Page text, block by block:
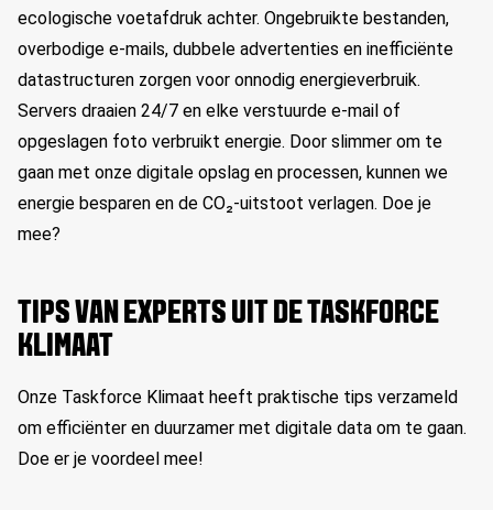
ecologische voetafdruk achter. Ongebruikte bestanden,
overbodige e-mails, dubbele advertenties en inefficiënte
datastructuren zorgen voor onnodig energieverbruik.
Servers draaien 24/7 en elke verstuurde e-mail of
opgeslagen foto verbruikt energie. Door slimmer om te
gaan met onze digitale opslag en processen, kunnen we
energie besparen en de CO₂-uitstoot verlagen. Doe je
mee?
TIPS VAN EXPERTS UIT DE TASKFORCE
KLIMAAT
Onze Taskforce Klimaat heeft praktische tips verzameld
om efficiënter en duurzamer met digitale data om te gaan.
Doe er je voordeel mee!